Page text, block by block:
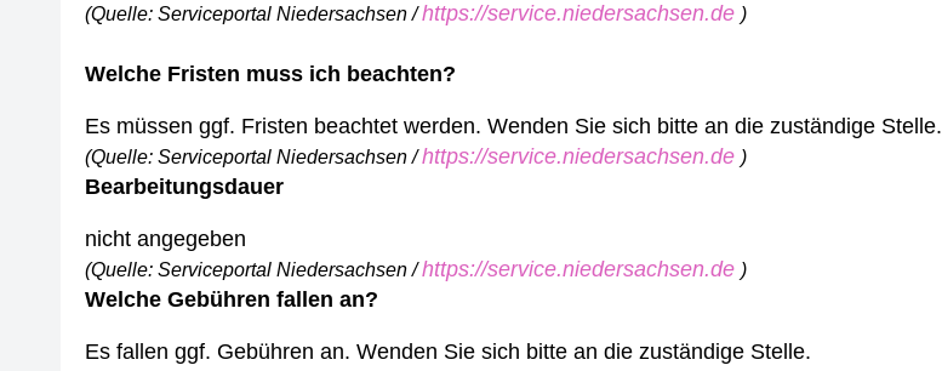
(Quelle: Serviceportal Niedersachsen /https://service.niedersachsen.de )
Welche Fristen muss ich beachten?
Es müssen ggf. Fristen beachtet werden. Wenden Sie sich bitte an die zuständige Stelle.
(Quelle: Serviceportal Niedersachsen /https://service.niedersachsen.de )
Bearbeitungsdauer
nicht angegeben
(Quelle: Serviceportal Niedersachsen /https://service.niedersachsen.de )
Welche Gebühren fallen an?
Es fallen ggf. Gebühren an. Wenden Sie sich bitte an die zuständige Stelle.